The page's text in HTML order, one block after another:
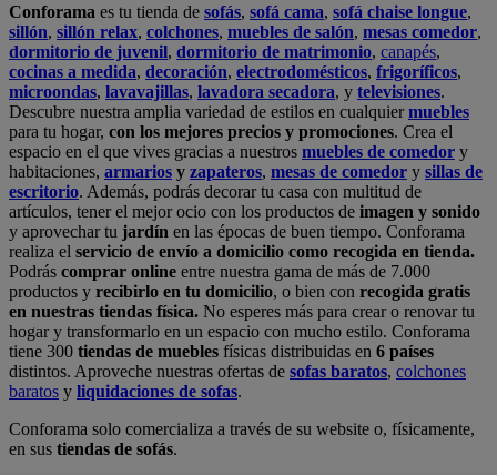
Conforama es tu tienda de sofás, sofá cama, sofá chaise longue,
sillón, sillón relax, colchones, muebles de salón, mesas comedor,
dormitorio de juvenil, dormitorio de matrimonio, canapés,
cocinas a medida, decoración, electrodomésticos, frigoríficos,
microondas, lavavajillas, lavadora secadora, y televisiones.
Descubre nuestra amplia variedad de estilos en cualquiermuebles
para tu hogar, con los mejores precios y promociones. Crea el
espacio en el que vives gracias a nuestros muebles de comedor y
habitaciones, armarios y zapateros, mesas de comedor y sillas de
escritorio. Además, podrás decorar tu casa con multitud de
artículos, tener el mejor ocio con los productos de imagen y sonido
y aprovechar tu jardín en las épocas de buen tiempo. Conforama
realiza el servicio de envío a domicilio como recogida en tienda.
Podrás comprar online entre nuestra gama de más de 7.000
productos y recibirlo en tu domicilio, o bien con recogida gratis
en nuestras tiendas física. No esperes más para crear o renovar tu
hogar y transformarlo en un espacio con mucho estilo. Conforama
tiene 300 tiendas de muebles físicas distribuidas en 6 países
distintos. Aproveche nuestras ofertas de sofas baratos, colchones
baratos y liquidaciones de sofas.
Conforama solo comercializa a través de su website o, físicamente,
en sus tiendas de sofás.